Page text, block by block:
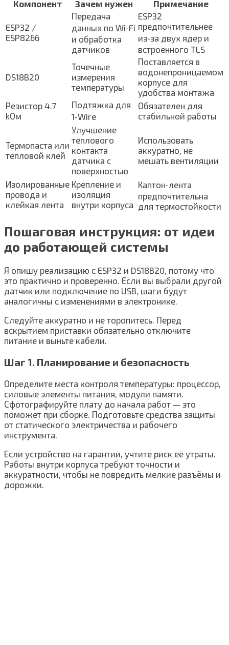
Компонент Зачем нужен Примечание
ESP32 /
ESP8266
Передача
данных по Wi‑Fi
и обработка
датчиков
ESP32
предпочтительнее
из‑за двух ядер и
встроенного TLS
DS18B20
Точечные
измерения
температуры
Поставляется в
водонепроницаемом
корпусе для
удобства монтажа
Резистор 4.7
kОм
Подтяжка для
1‑Wire
Обязателен для
стабильной работы
Термопаста или
тепловой клей
Улучшение
теплового
контакта
датчика с
поверхностью
Использовать
аккуратно, не
мешать вентиляции
Изолированные
провода и
клейкая лента
Крепление и
изоляция
внутри корпуса
Каптон‑лента
предпочтительна
для термостойкости
Пошаговая инструкция: от идеи
до работающей системы
Я опишу реализацию с ESP32 и DS18B20, потому что
это практично и проверенно. Если вы выбрали другой
датчик или подключение по USB, шаги будут
аналогичны с изменениями в электронике.
Следуйте аккуратно и не торопитесь. Перед
вскрытием приставки обязательно отключите
питание и выньте кабели.
Шаг 1. Планирование и безопасность
Определите места контроля температуры: процессор,
силовые элементы питания, модули памяти.
Сфотографируйте плату до начала работ — это
поможет при сборке. Подготовьте средства защиты
от статического электричества и рабочего
инструмента.
Если устройство на гарантии, учтите риск её утраты.
Работы внутри корпуса требуют точности и
аккуратности, чтобы не повредить мелкие разъёмы и
дорожки.